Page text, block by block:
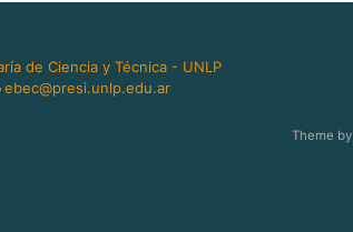
de Ciencia y Técnica - UNLP
ebec@presi.unlp.edu.ar
Theme by